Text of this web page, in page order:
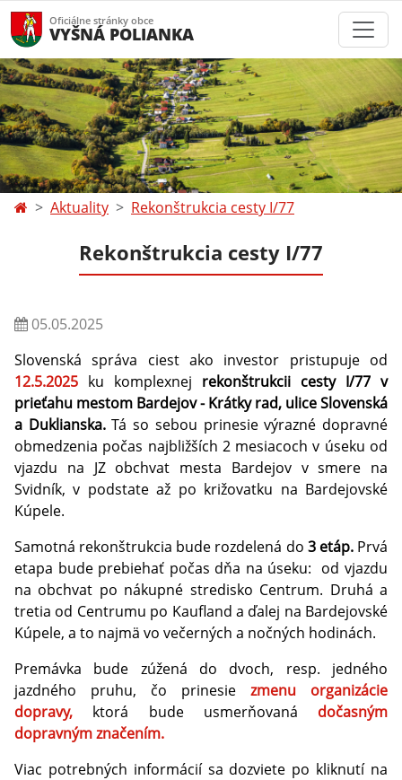
Oficiálne stránky obce
VYŠNÁ POLIANKA
Aktuality Rekonštrukcia cesty I/77
Rekonštrukcia cesty I/77
05.05.2025
Slovenská správa ciest ako investor pristupuje od
12.5.2025 ku komplexnej rekonštrukcii cesty I/77 v
prieťahu mestom Bardejov - Krátky rad, ulice Slovenská
a Duklianska.Tá so sebou prinesie výrazné dopravné
obmedzenia počas najbližších 2 mesiacoch v úseku od
vjazdu na JZ obchvat mesta Bardejov v smere na
Svidník, v podstate až po križovatku na Bardejovské
Kúpele.
Samotná rekonštrukcia bude rozdelená do 3 etáp.Prvá
etapa bude prebiehať počas dňa na úseku: od vjazdu
na obchvat po nákupné stredisko Centrum. Druhá a
tretia od Centrumu po Kaufland a ďalej na Bardejovské
Kúpele, a to najmä vo večerných a nočných hodinách.
Premávka bude zúžená do dvoch, resp. jedného
jazdného pruhu, čo prinesie zmenu organizácie
dopravy, ktorá bude usmerňovaná dočasným
dopravným značením.
Viac potrebných informácií sa dozviete po kliknutí na